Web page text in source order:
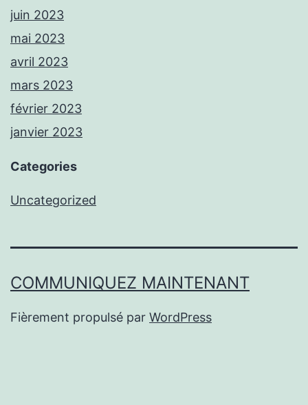
juin 2023
mai 2023
avril 2023
mars 2023
février 2023
janvier 2023
Categories
Uncategorized
COMMUNIQUEZ MAINTENANT
Fièrement propulsé par WordPress